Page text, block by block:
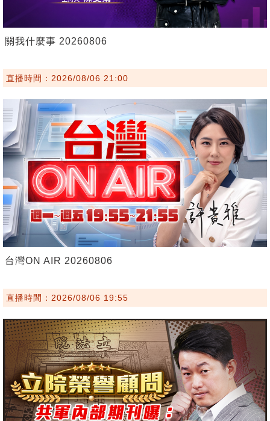
關我什麼事 20260806
直播時間：2026/08/06 21:00
台灣ON AIR 20260806
直播時間：2026/08/06 19:55